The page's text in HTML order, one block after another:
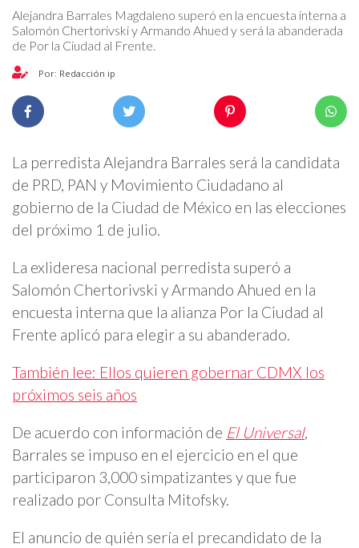
Alejandra Barrales Magdaleno superó en la encuesta interna a
Salomón Chertorivski y Armando Ahued y será la abanderada
de Por la Ciudad al Frente.
Por: Redacción ip
La perredista Alejandra Barrales será la candidata
de PRD, PAN y Movimiento Ciudadano al
gobierno de la Ciudad de México en las elecciones
del próximo 1 de julio.
La exlideresa nacional perredista superó a
Salomón Chertorivski y Armando Ahued en la
encuesta interna que la alianza Por la Ciudad al
Frente aplicó para elegir a su abanderado.
También lee: Ellos quieren gobernar CDMX los
próximos seis años
De acuerdo con información de El Universal,
Barrales se impuso en el ejercicio en el que
participaron 3,000 simpatizantes y que fue
realizado por Consulta Mitofsky.
El anuncio de quién sería el precandidato de la